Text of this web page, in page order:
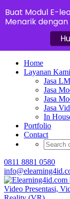
Home
Layanan Kami
Jasa
Jasa
Jasa
Jasa
In
Portfolio
Contact
0811 8881 0580
Buat Modul E-
Menarik